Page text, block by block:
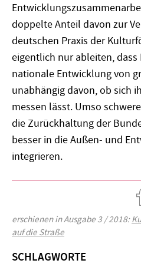
doppelte Anteil davon zur
deutschen Praxis der
eigentlich nur ableiten,
nationale Entwicklung von
unabhängig davon, ob sich
messen lässt. Umso
die Zurückhaltung der
besser in die Außen- und
integrieren.
erschienen in Ausgabe 3 / 2018:
auf die Straße
SCHLAGWORTE